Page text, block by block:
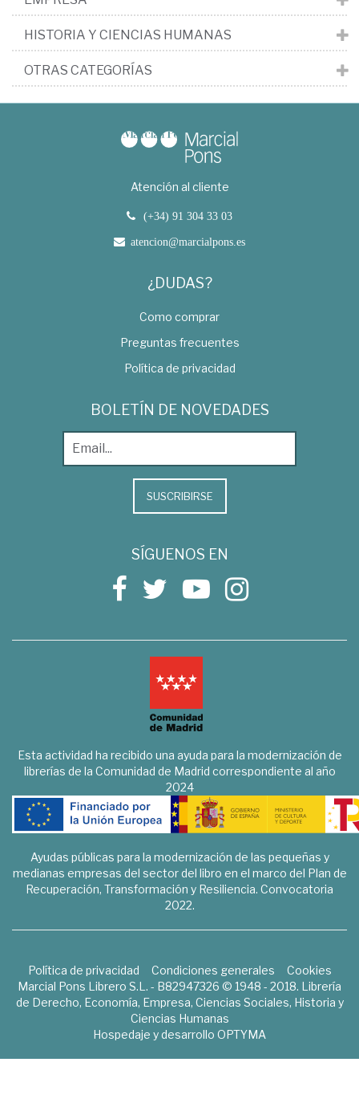
HISTORIA Y CIENCIAS HUMANAS
OTRAS CATEGORÍAS
Atención al cliente
(+34) 91 304 33 03
atencion@marcialpons.es
¿DUDAS?
Como comprar
Preguntas frecuentes
Política de privacidad
BOLETÍN DE NOVEDADES
SUSCRIBIRSE
SÍGUENOS EN
Esta actividad ha recibido una ayuda para la modernización de
librerías de la Comunidad de Madrid correspondiente al año
2024
Ayudas públicas para la modernización de las pequeñas y
medianas empresas del sector del libro en el marco del Plan de
Recuperación, Transformación y Resiliencia. Convocatoria
2022.
Política de privacidad Condiciones generales
Cookies
Marcial Pons Librero S.L. - B82947326 © 1948 - 2018. Librería
de Derecho, Economía, Empresa, Ciencias Sociales, Historia y
Ciencias Humanas
Hospedaje y desarrollo OPTYMA